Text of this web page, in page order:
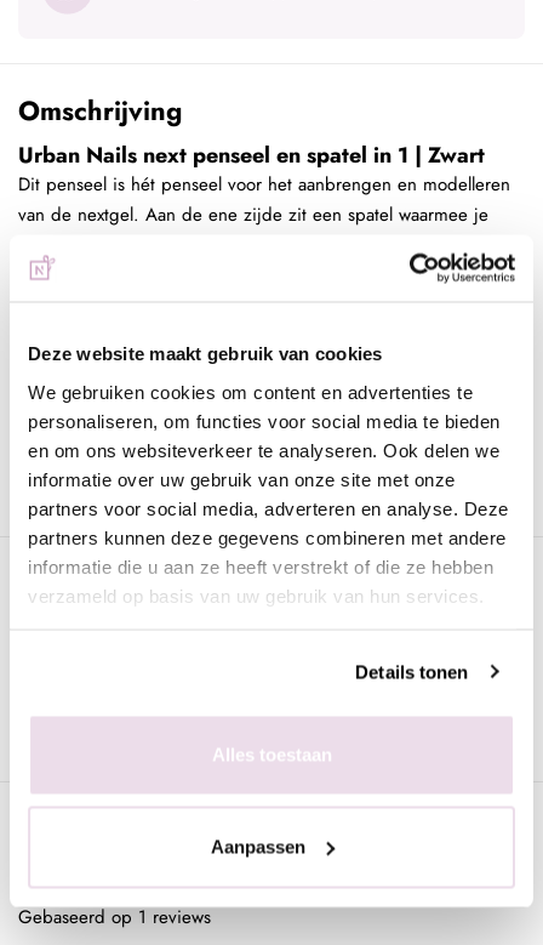
Deze website maakt gebruik van cookies
We gebruiken cookies om content en advertenties te
personaliseren, om functies voor social media te bieden
en om ons websiteverkeer te analyseren. Ook delen we
informatie over uw gebruik van onze site met onze
partners voor social media, adverteren en analyse. Deze
partners kunnen deze gegevens combineren met andere
informatie die u aan ze heeft verstrekt of die ze hebben
verzameld op basis van uw gebruik van hun services.
Details tonen
Alles toestaan
Aanpassen
Omschrijving
Urban Nails next penseel en spatel in 1 | Zwart
Dit penseel is hét penseel voor het aanbrengen en modelleren
van de nextgel. Aan de ene zijde zit een spatel waarmee je
deze op de nagel te hebben geplaatst kun je het product
penseel blijft plakken.
Specificaties
5 / 5
Gebaseerd op 1 reviews